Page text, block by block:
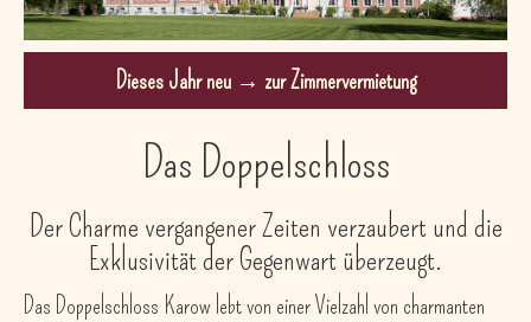
Dieses Jahr neu → zur Zimmervermietung
Das Doppelschloss
Der Charme vergangener Zeiten verzaubert und die
Exklusivität der Gegenwart überzeugt.
Das Doppelschloss Karow lebt von einer Vielzahl von charmanten